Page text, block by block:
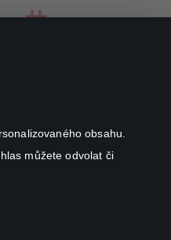
obsahu.
můžete odvolat či
Rue Albert Borschette 4,